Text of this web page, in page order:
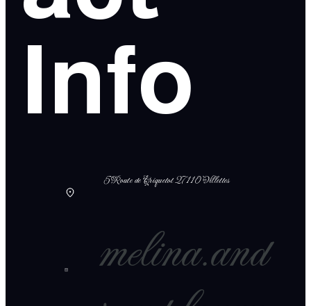
Info
5 Route de Criquetot 27110 Villettes
melina.and